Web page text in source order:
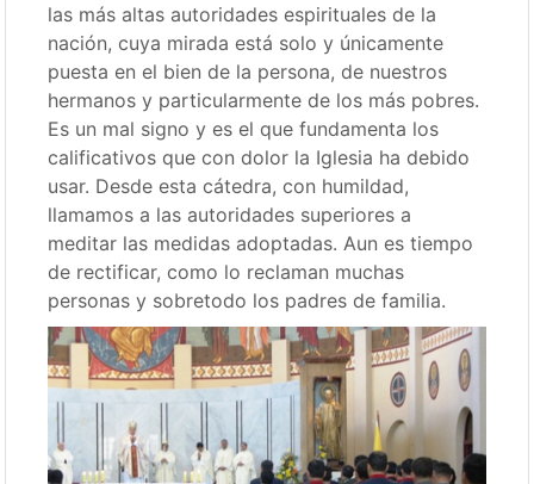
las más altas autoridades espirituales de la
nación, cuya mirada está solo y únicamente
puesta en el bien de la persona, de nuestros
hermanos y particularmente de los más pobres.
Es un mal signo y es el que fundamenta los
calificativos que con dolor la Iglesia ha debido
usar. Desde esta cátedra, con humildad,
llamamos a las autoridades superiores a
meditar las medidas adoptadas. Aun es tiempo
de rectificar, como lo reclaman muchas
personas y sobretodo los padres de familia.